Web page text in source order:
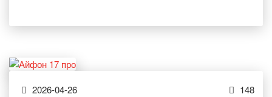
2026-04-26 148